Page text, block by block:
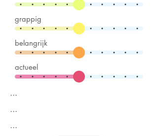
grappig
belangrijk
actueel
...
...
...